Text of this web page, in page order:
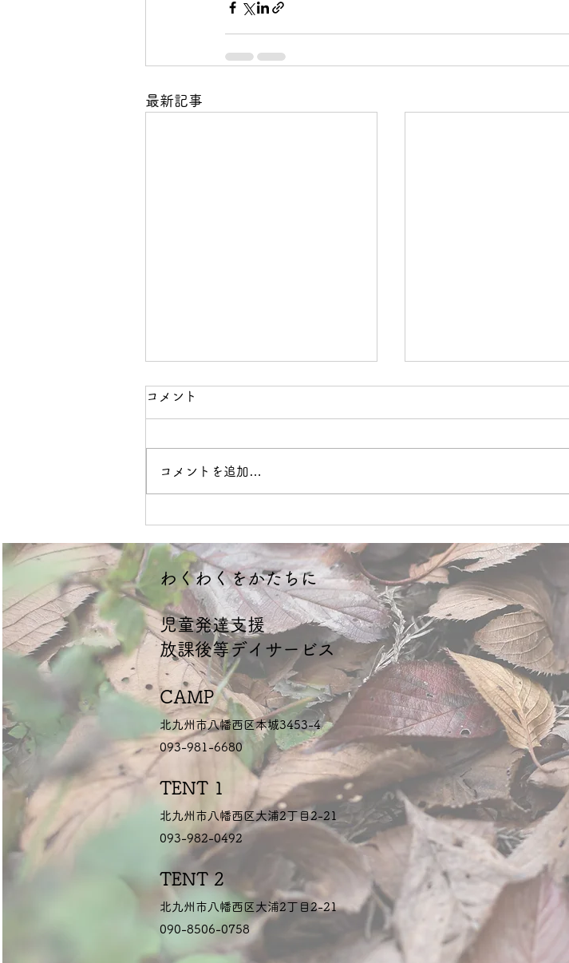
最新記事
ボクササイズ
運動療育アドバイザー
コメント
コメントを追加…
​児童発達支援
放課後等デイサービス
CAMP
北九州市八幡西区本城3453-4
093-981-6680
​わくわくをかたちに
TENT 1
北九州市八幡西区大浦2丁目2-21
093-982-0492
TENT 2
北九州市八幡西区大浦2丁目2-21
090-8506-0758